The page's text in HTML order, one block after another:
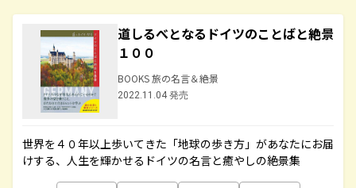
道しるべとなるドイツのことばと絶景
１００
BOOKS 旅の名言＆絶景
2022.11.04 発売
世界を４０年以上歩いてきた「地球の歩き方」があなたにお届
けする、人生を輝かせるドイツの名言と癒やしの絶景集